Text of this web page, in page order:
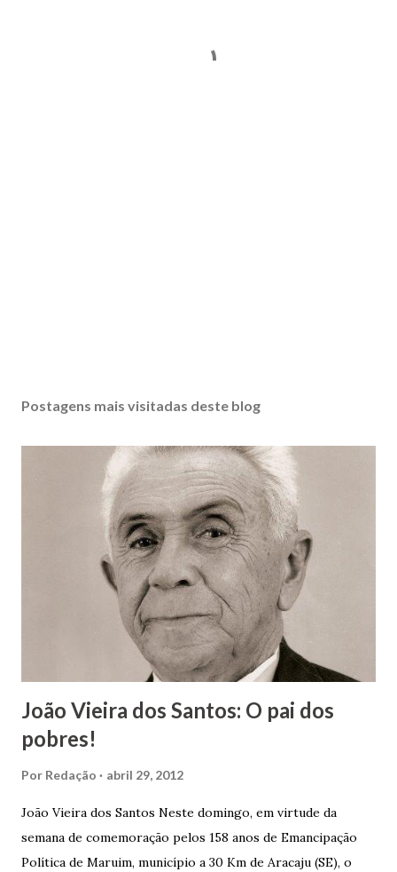
Postagens mais visitadas deste blog
João Vieira dos Santos: O pai dos
pobres!
Por Redação abril 29, 2012
João Vieira dos Santos Neste domingo, em virtude da
semana de comemoração pelos 158 anos de Emancipação
Política de Maruim, município a 30 Km de Aracaju (SE), o